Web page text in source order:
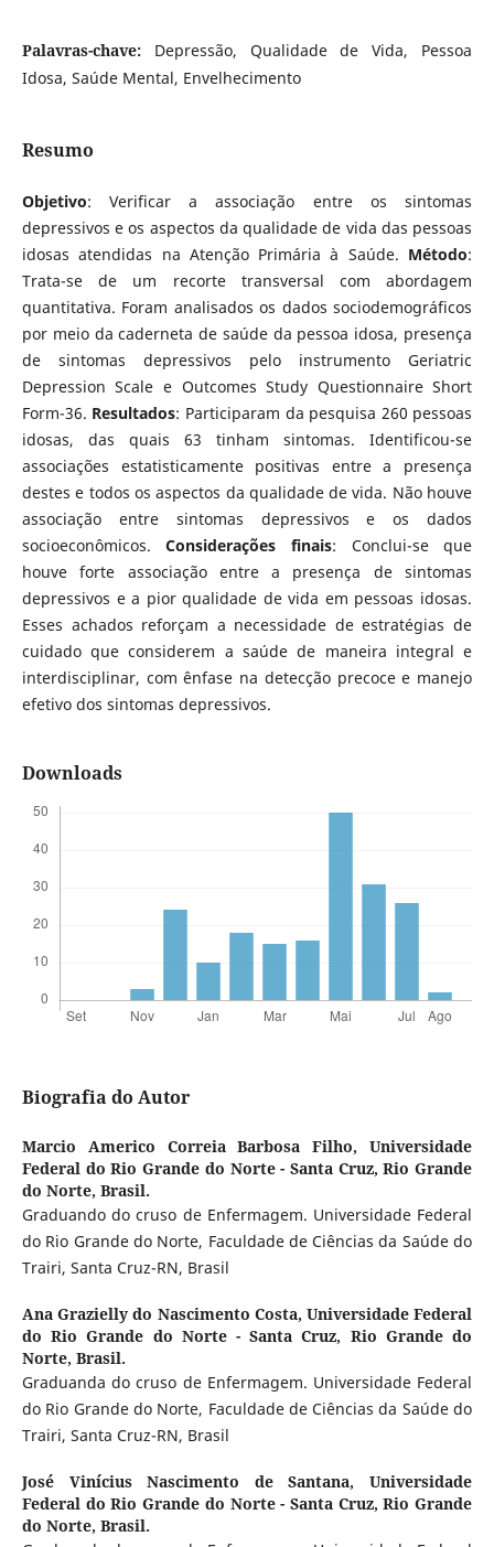
Palavras-chave: Depressão, Qualidade de Vida, Pessoa
Idosa, Saúde Mental, Envelhecimento
Resumo
Objetivo: Verificar a associação entre os sintomas
depressivos e os aspectos da qualidade de vida das pessoas
idosas atendidas na Atenção Primária à Saúde. Método:
Trata-se de um recorte transversal com abordagem
quantitativa. Foram analisados os dados sociodemográficos
por meio da caderneta de saúde da pessoa idosa, presença
de sintomas depressivos pelo instrumento Geriatric
Depression Scale e Outcomes Study Questionnaire Short
Form-36. Resultados: Participaram da pesquisa 260 pessoas
idosas, das quais 63 tinham sintomas. Identificou-se
associações estatisticamente positivas entre a presença
destes e todos os aspectos da qualidade de vida. Não houve
associação entre sintomas depressivos e os dados
socioeconômicos. Considerações finais: Conclui-se que
houve forte associação entre a presença de sintomas
depressivos e a pior qualidade de vida em pessoas idosas.
Esses achados reforçam a necessidade de estratégias de
cuidado que considerem a saúde de maneira integral e
interdisciplinar, com ênfase na detecção precoce e manejo
efetivo dos sintomas depressivos.
Downloads
Biografia do Autor
Marcio Americo Correia Barbosa Filho,Universidade
Federal do Rio Grande do Norte - Santa Cruz, Rio Grande
do Norte, Brasil.
Graduando do cruso de Enfermagem. Universidade Federal
do Rio Grande do Norte, Faculdade de Ciências da Saúde do
Trairi, Santa Cruz-RN, Brasil
Ana Grazielly do Nascimento Costa, Universidade Federal
do Rio Grande do Norte - Santa Cruz, Rio Grande do
Norte, Brasil.
Graduanda do cruso de Enfermagem. Universidade Federal
do Rio Grande do Norte, Faculdade de Ciências da Saúde do
Trairi, Santa Cruz-RN, Brasil
José Vinícius Nascimento de Santana,Universidade
Federal do Rio Grande do Norte - Santa Cruz, Rio Grande
do Norte, Brasil.